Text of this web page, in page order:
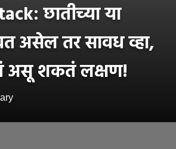
छातीच्या या
असेल तर सावध व्हा,
असू शकतं लक्षण!